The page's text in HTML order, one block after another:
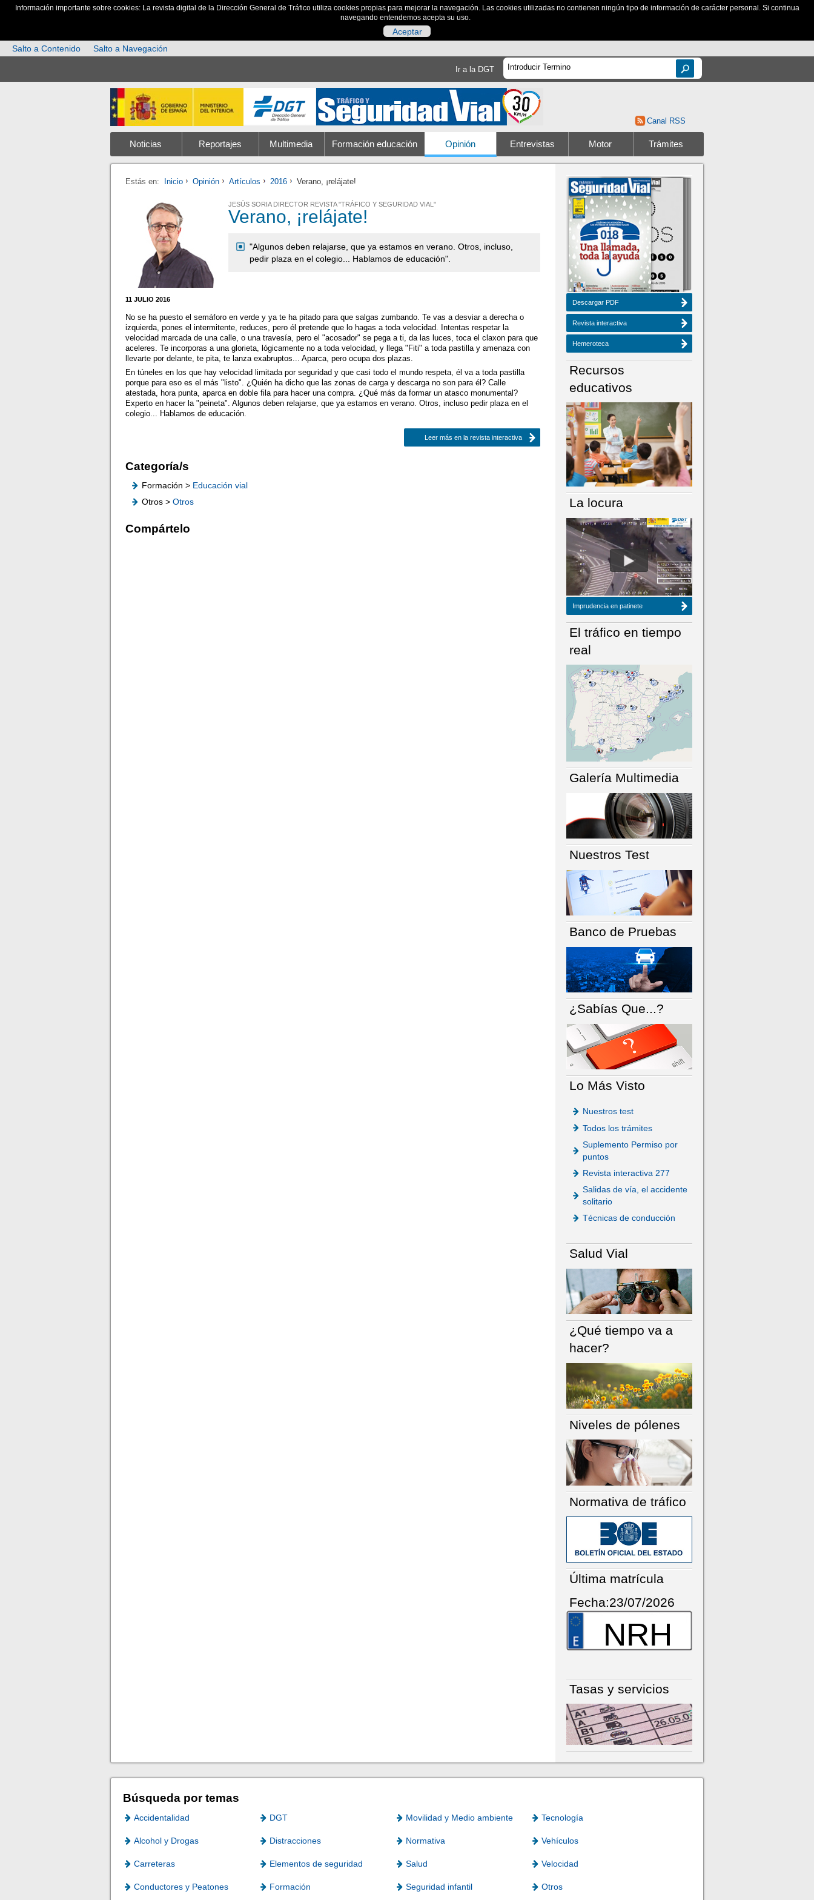
Información importante sobre cookies: La revista digital de la Dirección General de Tráfico utiliza cookies propias para mejorar la navegación. Las cookies utilizadas no contienen ningún tipo de información de carácter personal. Si continua
navegando entendemos acepta su uso.
Aceptar
Salto a Contenido
Salto a Navegación
Ir a la DGT
Canal RSS
Noticias Reportajes Multimedia Formación educación Opinión Entrevistas Motor Trámites
Estás en: Inicio Opinión Artículos 2016 Verano, ¡relájate!
JESÚS SORIA DIRECTOR REVISTA "TRÁFICO Y SEGURIDAD VIAL"
Verano, ¡relájate!
"Algunos deben relajarse, que ya estamos en verano. Otros, incluso,
pedir plaza en el colegio... Hablamos de educación".
11 JULIO 2016
No se ha puesto el semáforo en verde y ya te ha pitado para que salgas zumbando. Te vas a desviar a derecha o
izquierda, pones el intermitente, reduces, pero él pretende que lo hagas a toda velocidad. Intentas respetar la
velocidad marcada de una calle, o una travesía, pero el "acosador" se pega a ti, da las luces, toca el claxon para que
aceleres. Te incorporas a una glorieta, lógicamente no a toda velocidad, y llega "Fiti" a toda pastilla y amenaza con
llevarte por delante, te pita, te lanza exabruptos... Aparca, pero ocupa dos plazas.
En túneles en los que hay velocidad limitada por seguridad y que casi todo el mundo respeta, él va a toda pastilla
porque para eso es el más "listo". ¿Quién ha dicho que las zonas de carga y descarga no son para él? Calle
atestada, hora punta, aparca en doble fila para hacer una compra. ¿Qué más da formar un atasco monumental?
Experto en hacer la "peineta". Algunos deben relajarse, que ya estamos en verano. Otros, incluso pedir plaza en el
colegio... Hablamos de educación.
Leer más en la revista interactiva
Categoría/s
Formación > Educación vial
Otros >Otros
Compártelo
NÚMERO ACTUAL HEMEROTECA
Descargar PDF
Revista interactiva
Hemeroteca
Recursos
educativos
La locura
Imprudencia en patinete
El tráfico en tiempo
real
Galería Multimedia
Nuestros Test
Banco de Pruebas
¿Sabías Que...?
Lo Más Visto
Nuestros test
Todos los trámites
Suplemento Permiso por
puntos
Revista interactiva 277
Salidas de vía, el accidente
solitario
Técnicas de conducción
Salud Vial
¿Qué tiempo va a
hacer?
Niveles de pólenes
Normativa de tráfico
Última matrícula
Fecha:23/07/2026
NRH
Tasas y servicios
Búsqueda por temas
Accidentalidad DGT Movilidad y Medio ambiente Tecnología
Alcohol y Drogas Distracciones Normativa Vehículos
Carreteras Elementos de seguridad Salud Velocidad
Conductores y Peatones Formación Seguridad infantil Otros